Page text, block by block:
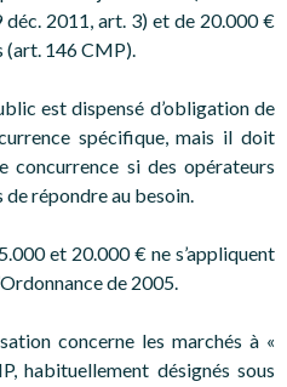
2011, art. 3) et de 20.000 €
(art. 146 CMP).
est dispensé d’obligation de
spécifique, mais il doit
concurrence si des opérateurs
répondre au besoin.
et 20.000 € ne s’appliquent
de 2005.
concerne les marchés à «
habituellement désignés sous